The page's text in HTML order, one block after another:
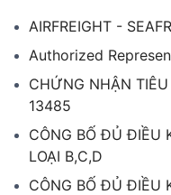
AIRFREIGHT -
Authorized
CHỨNG NHẬN
13485
CÔNG BỐ ĐỦ ĐIỀU
LOẠI B,C,D
CÔNG BỐ ĐỦ ĐIỀU